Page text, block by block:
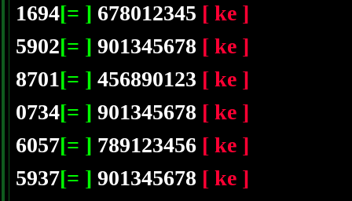
1694[= ] 678012345 [ ke ]
5902[= ] 901345678 [ ke ]
8701[= ] 456890123 [ ke ]
0734[= ] 901345678 [ ke ]
6057[= ] 789123456 [ ke ]
5937[= ] 901345678 [ ke ]